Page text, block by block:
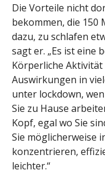
Die Vorteile nicht
bekommen, die 150
dazu, zu schlafen
sagt er. „Es ist eine
Körperliche
Auswirkungen in
unter lockdown,
Sie zu Hause
Kopf, egal wo Sie
Sie möglicherweise
konzentrieren,
leichter.“